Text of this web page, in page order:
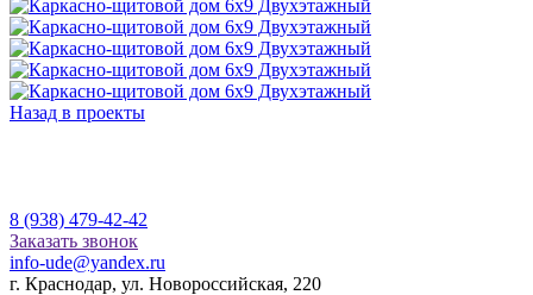
Назад в проекты
8 (938) 479-42-42
Заказать звонок
info-ude@yandex.ru
г. Краснодар, ул. Новороссийская, 220